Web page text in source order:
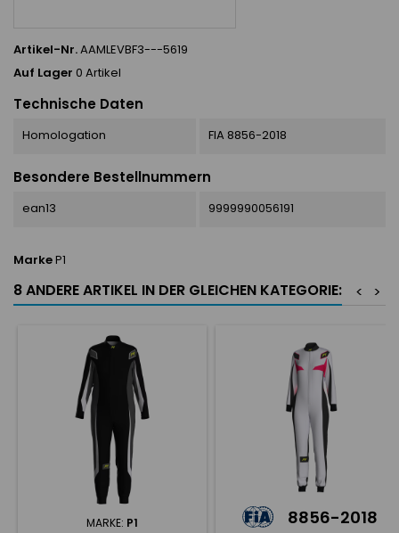
Artikel-Nr.AAMLEVBF3---5619
Auf Lager 0 Artikel
Technische Daten
Homologation FIA 8856-2018
Besondere Bestellnummern
ean13 9999990056191
MarkeP1
8 ANDERE ARTIKEL IN DER GLEICHEN KATEGORIE: >
<
MARKE: P1 8856-2018